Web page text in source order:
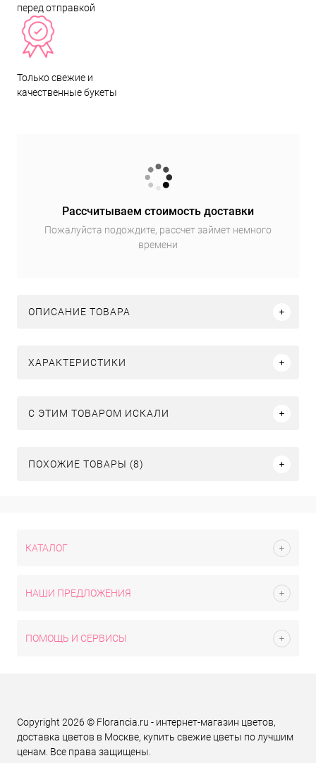
перед отправкой
Только свежие и
качественные букеты
Рассчитываем стоимость доставки
Пожалуйста подождите, рассчет займет немного
времени
ОПИСАНИЕ ТОВАРА
ХАРАКТЕРИСТИКИ
C ЭТИМ ТОВАРОМ ИСКАЛИ
ПОХОЖИЕ ТОВАРЫ (8)
КАТАЛОГ
НАШИ ПРЕДЛОЖЕНИЯ
ПОМОЩЬ И СЕРВИСЫ
Copyright 2026 © Florancia.ru - интернет-магазин цветов,
доставка цветов в Москве, купить свежие цветы по лучшим
ценам. Все права защищены.